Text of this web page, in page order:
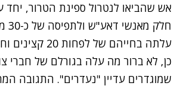
אש שהביאו לנטרול ספינת הטרור,
עלתה בחייהם של
כן, לא ברור מה עלה בגורלם של חברי
שמוגדרים עדיין "נעדרים". התגובה